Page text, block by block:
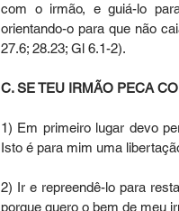
com o irmão, e guiá-lo
orientando-o para que não
27.6; 28.23; Gl 6.1-2).
C. SE TEU IRMÃO PECA
1) Em primeiro lugar devo
Isto é para mim uma
2) Ir e repreendê-lo para
porque quero o bem de meu